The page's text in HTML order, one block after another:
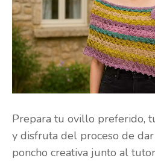
Prepara tu ovillo preferido,
y disfruta del proceso de dar
poncho creativa junto al